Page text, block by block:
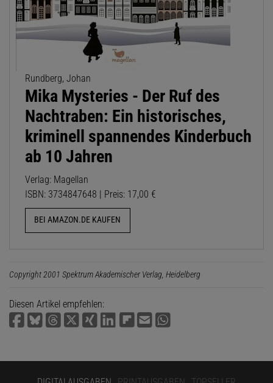
Rundberg, Johan
Mika Mysteries - Der Ruf des
Nachtraben: Ein historisches,
kriminell spannendes Kinderbuch
ab 10 Jahren
Verlag: Magellan
ISBN: 3734847648 | Preis: 17,00 €
BEI AMAZON.DE KAUFEN
Copyright 2001 Spektrum Akademischer Verlag, Heidelberg
Diesen Artikel empfehlen: